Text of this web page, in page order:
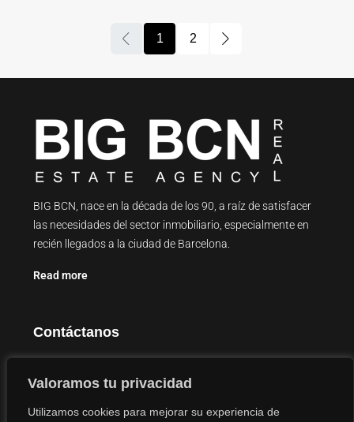
Valoramos tu privacidad
Utilizamos cookies para mejorar su experiencia de
1 2
BIG BCN, nace en la década de los 90, a raíz de satisfacer
las necesidades del sector inmobiliario, especialmente en
recién llegados a la ciudad de Barcelona.
Read more
Contáctanos
info@bigbcn.com